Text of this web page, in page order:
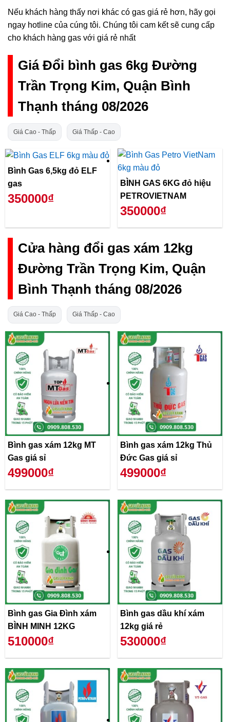
Nếu khách hàng thấy nơi khác có gas giá rẻ hơn, hãy gọi
ngay hotline của cúng tôi. Chúng tôi cam kết sẽ cung cấp
cho khách hàng gas với giá rẻ nhất
Giá Đổi bình gas 6kg Đường
Trần Trọng Kim, Quận Bình
Thạnh tháng 08/2026
Giá Cao - Thấp Giá Thấp - Cao
Bình Gas 6,5kg đỏ ELF
gas
350000₫
BÌNH GAS 6KG đỏ hiệu
PETROVIETNAM
350000₫
Cửa hàng đổi gas xám 12kg
Đường Trần Trọng Kim, Quận
Bình Thạnh tháng 08/2026
Giá Cao - Thấp Giá Thấp - Cao
Bình gas xám 12kg MT
Gas giá sỉ
499000₫
Bình gas xám 12kg Thủ
Đức Gas giá sỉ
499000₫
Bình gas Gia Đình xám
BÌNH MINH 12KG
510000₫
Bình gas dầu khí xám
12kg giá rẻ
530000₫